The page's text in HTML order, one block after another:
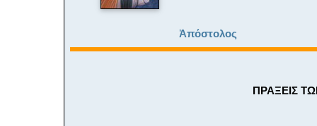
Ἀπόστολος
ΠΡΑΞΕΙΣ